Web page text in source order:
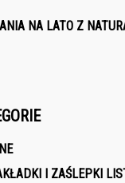
NA LATO Z
I ZAŚLEPKI